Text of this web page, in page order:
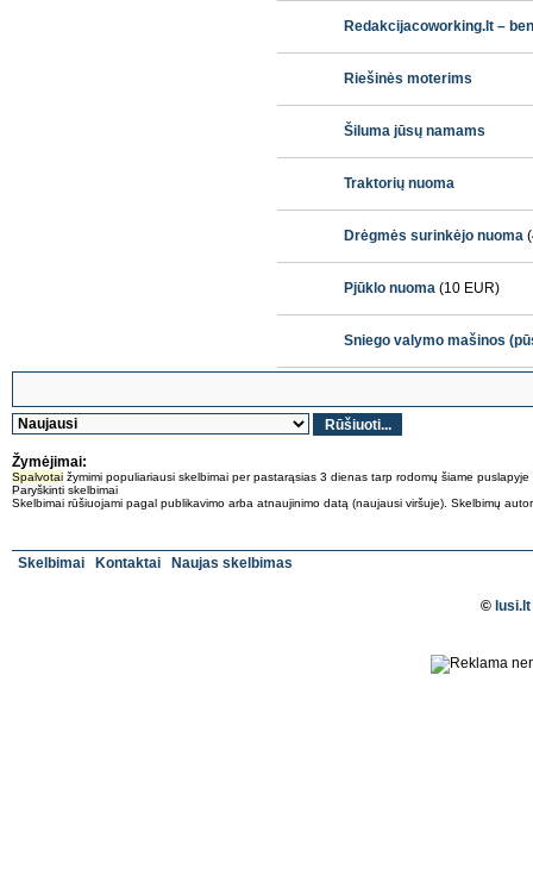
Redakcijacoworking.lt –
Riešinės moterims
Šiluma jūsų namams
Traktorių nuoma
Drėgmės surinkėjo nuoma
Pjūklo nuoma (10 EUR)
Sniego valymo mašinos
Žymėjimai:
Spalvotai žymimi populiariausi skelbimai per pastarąsias 3 dienas tarp rodomų šiame puslapyje
Paryškinti skelbimai
Skelbimai rūšiuojami pagal publikavimo arba atnaujinimo datą (naujausi viršuje). Skelbimų
Skelbimai Kontaktai Naujas skelbimas
©